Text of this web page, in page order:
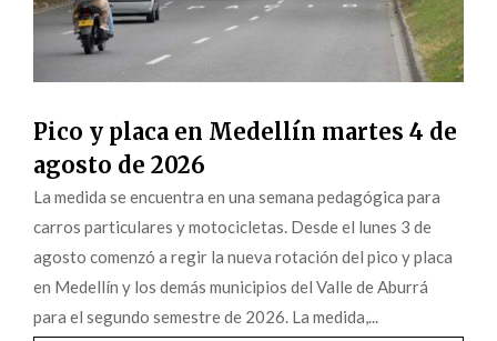
Pico y placa en Medellín martes 4 de
agosto de 2026
La medida se encuentra en una semana pedagógica para
carros particulares y motocicletas. Desde el lunes 3 de
agosto comenzó a regir la nueva rotación del pico y placa
en Medellín y los demás municipios del Valle de Aburrá
para el segundo semestre de 2026. La medida,...